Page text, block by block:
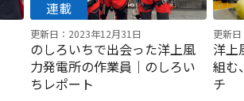
更新日：2023年12月31日
のしろいちで出会った洋上風
力発電所の作業員｜のしろい
ちレポート
更新
洋上
組む
チ